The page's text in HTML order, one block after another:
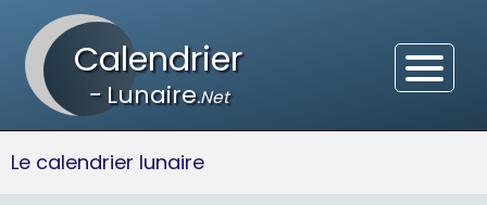
Calendrier
-Lunaire.Net
Le calendrier lunaire